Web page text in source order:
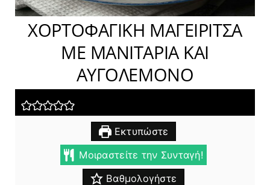
ΧΟΡΤΟΦΑΓΙΚΗ ΜΑΓΕΙΡΙΤΣΑ
ΜΕ ΜΑΝΙΤΑΡΙΑ ΚΑΙ
ΑΥΓΟΛΕΜΟΝΟ
Εκτυπώστε
Μοιραστείτε την Συνταγή!
Βαθμολογήστε